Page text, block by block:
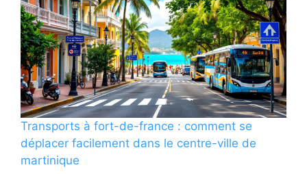
Transports à fort-de-france : comment se
déplacer facilement dans le centre-ville de
martinique